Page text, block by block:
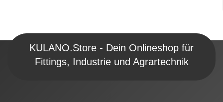
KULANO.Store - Dein Onlineshop für
Fittings, Industrie und Agrartechnik